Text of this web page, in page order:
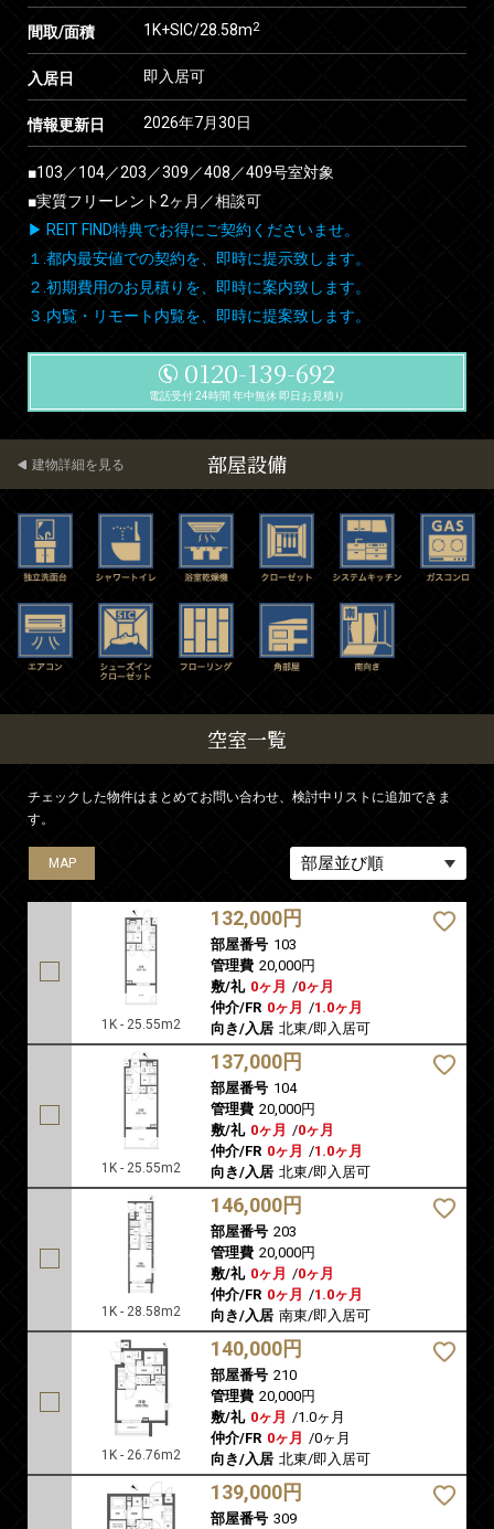
間取/面積 1K+SIC/28.58m2
入居日 即入居可
情報更新日 2026年7月30日
■103／104／203／309／408／409号室対象
■実質フリーレント2ヶ月／相談可
▶ REIT FIND特典でお得にご契約くださいませ。
１.都内最安値での契約を、即時に提示致します。
２.初期費用のお見積りを、即時に案内致します。
３.内覧・リモート内覧を、即時に提案致します。
0120-139-692
電話受付 24時間 年中無休 即日お見積り
部屋設備
建物詳細を見る
空室一覧
チェックした物件はまとめてお問い合わせ、検討中リストに追加できま
す。
MAP
1K - 25.55m2
132,000円
部屋番号 103
管理費 20,000円
敷/礼 0ヶ月 /0ヶ月
仲介/FR 0ヶ月 /1.0ヶ月
向き/入居 北東/即入居可
MAP
1K - 25.55m2
137,000円
部屋番号 104
管理費 20,000円
敷/礼 0ヶ月 /0ヶ月
仲介/FR 0ヶ月 /1.0ヶ月
向き/入居 北東/即入居可
MAP
1K - 28.58m2
146,000円
部屋番号 203
管理費 20,000円
敷/礼 0ヶ月 /0ヶ月
仲介/FR 0ヶ月 /1.0ヶ月
向き/入居 南東/即入居可
MAP
1K - 26.76m2
140,000円
部屋番号 210
管理費 20,000円
敷/礼 0ヶ月 /1.0ヶ月
仲介/FR 0ヶ月 /0ヶ月
向き/入居 北東/即入居可
MAP
139,000円
部屋番号 309
MAP
MAP
MAP